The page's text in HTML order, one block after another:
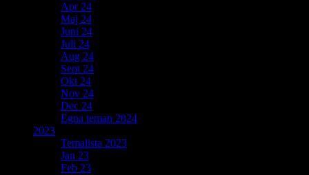
Apr 24
Maj 24
Juni 24
Juli 24
Aug 24
Sept 24
Okt 24
Nov 24
Dec 24
Egna teman 2024
2023
Temalista 2023
Jan 23
Feb 23